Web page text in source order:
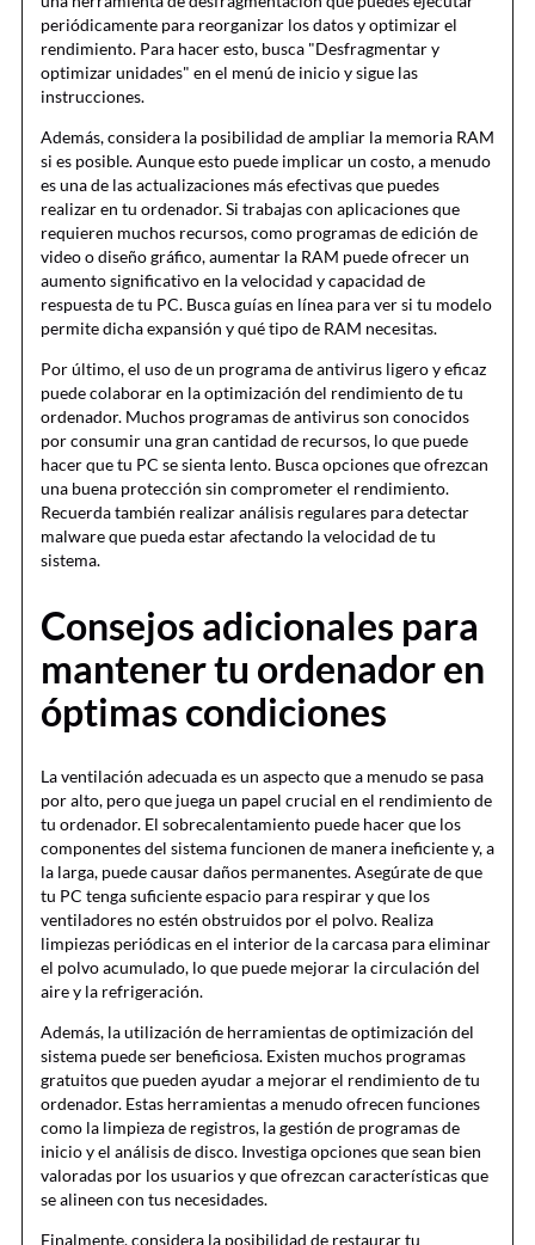
periódicamente para reorganizar los datos y optimizar el
rendimiento. Para hacer esto, busca "Desfragmentar y
optimizar unidades" en el menú de inicio y sigue las
instrucciones.
Además, considera la posibilidad de ampliar la memoria RAM
si es posible. Aunque esto puede implicar un costo, a menudo
es una de las actualizaciones más efectivas que puedes
realizar en tu ordenador. Si trabajas con aplicaciones que
requieren muchos recursos, como programas de edición de
video o diseño gráfico, aumentar la RAM puede ofrecer un
aumento significativo en la velocidad y capacidad de
respuesta de tu PC. Busca guías en línea para ver si tu modelo
permite dicha expansión y qué tipo de RAM necesitas.
Por último, el uso de un programa de antivirus ligero y eficaz
puede colaborar en la optimización del rendimiento de tu
ordenador. Muchos programas de antivirus son conocidos
por consumir una gran cantidad de recursos, lo que puede
hacer que tu PC se sienta lento. Busca opciones que ofrezcan
una buena protección sin comprometer el rendimiento.
Recuerda también realizar análisis regulares para detectar
malware que pueda estar afectando la velocidad de tu
sistema.
Consejos adicionales para
mantener tu ordenador en
óptimas condiciones
La ventilación adecuada es un aspecto que a menudo se pasa
por alto, pero que juega un papel crucial en el rendimiento de
tu ordenador. El sobrecalentamiento puede hacer que los
componentes del sistema funcionen de manera ineficiente y, a
la larga, puede causar daños permanentes. Asegúrate de que
tu PC tenga suficiente espacio para respirar y que los
ventiladores no estén obstruidos por el polvo. Realiza
limpiezas periódicas en el interior de la carcasa para eliminar
el polvo acumulado, lo que puede mejorar la circulación del
aire y la refrigeración.
Además, la utilización de herramientas de optimización del
sistema puede ser beneficiosa. Existen muchos programas
gratuitos que pueden ayudar a mejorar el rendimiento de tu
ordenador. Estas herramientas a menudo ofrecen funciones
como la limpieza de registros, la gestión de programas de
inicio y el análisis de disco. Investiga opciones que sean bien
valoradas por los usuarios y que ofrezcan características que
se alineen con tus necesidades.
Finalmente, considera la posibilidad de restaurar tu